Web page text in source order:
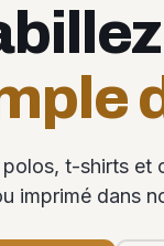
polos, t-shirts et
imprimé dans